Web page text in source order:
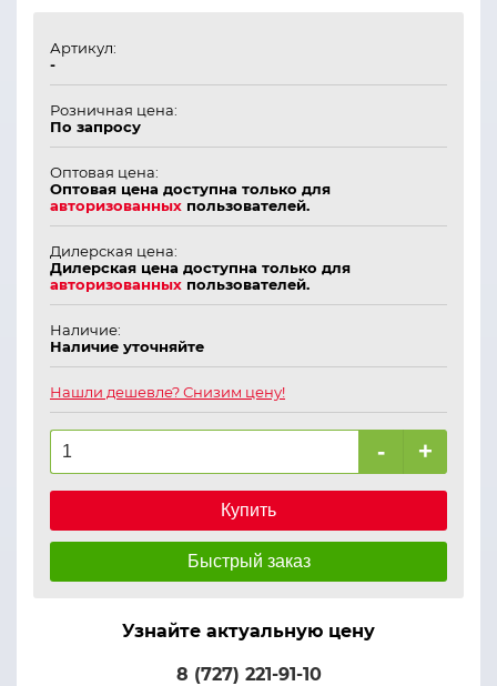
Артикул:
-
Розничная цена:
По запросу
Оптовая цена:
Оптовая цена доступна только для
авторизованных пользователей.
Дилерская цена:
Дилерская цена доступна только для
авторизованных пользователей.
Наличие:
Наличие уточняйте
Нашли дешевле? Снизим цену!
- +
Купить
Быстрый заказ
Узнайте актуальную цену
8 (727) 221-91-10